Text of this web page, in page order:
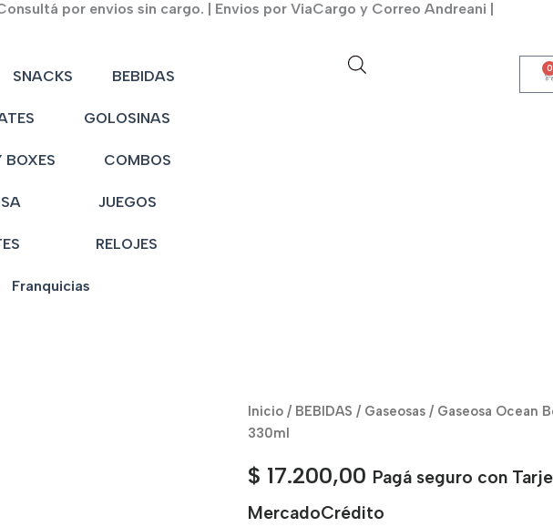
por envios sin cargo. | Envios por ViaCargo y Correo Andreani |
SNACKS BEBIDAS
GOLOSINAS
BOXES COMBOS
JUEGOS
RELOJES
Franquicias
0
Inicio / BEBIDAS / Gaseosas / Gaseosa Ocean
330ml
$ 17.200,00 Pagá seguro con
MercadoCrédito
Gaseosa
Ocean
Neptune
Sailor
Lata